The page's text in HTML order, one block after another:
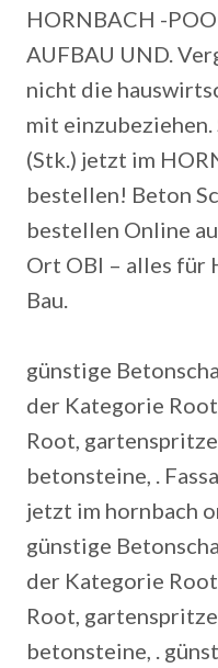
HORNBACH -
AUFBAU UND.
nicht die
mit
(Stk.) jetzt im
bestellen! Beton
bestellen Online
Ort OBI – alles für
Bau.
günstige
der Kategorie
Root,
betonsteine, .
jetzt im hornbach
günstige
der Kategorie
Root,
betonsteine, .